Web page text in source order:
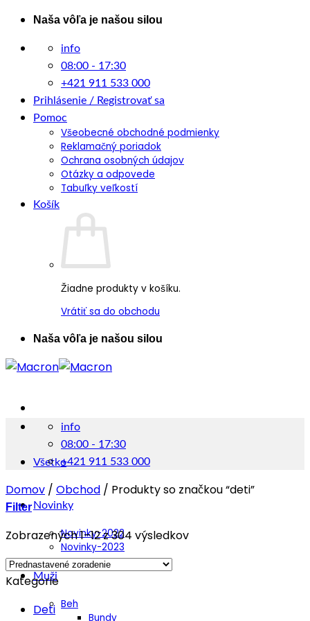
Skip
content
Naša vôľa je našou silou
info
08:00 - 17:30
+421 911 533 000
Prihlásenie / Registrovať sa
Pomoc
Všeobecné obchodné podmienky
Reklamačný poriadok
Ochrana osobných údajov
Otázky a odpovede
Tabuľky veľkostí
Košík
Žiadne produkty v košíku.
Vrátiť sa do obchodu
Naša vôľa je našou silou
Všetko
Novinky
Novinky-2022
Novinky-2023
Muži
Beh
Bundy
info
08:00 - 17:30
+421 911 533 000
Domov / Obchod / Produkty so značkou “deti”
Filter
Zobrazených 1–12 z 304 výsledkov
Kategorie
Deti